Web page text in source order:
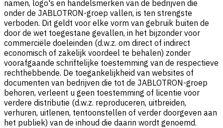
namen, logo's en handelsmerken van de bedrijven die
onder de JABLOTRON-groep vallen, is ten strengste
verboden. Dit geldt voor elke vorm van gebruik buiten de
door de wet toegestane gevallen, in het bijzonder voor
commerciële doeleinden (d.w.z. om direct of indirect
economisch of zakelijk voordeel te behalen) zonder
voorafgaande schriftelijke toestemming van de respectieve
rechthebbende. De toegankelijkheid van websites of
documenten van bedrijven die tot de JABLOTRON-groep
behoren, verleent u geen toestemming of licentie voor
verdere distributie (d.w.z. reproduceren, uitbreiden,
verhuren, uitlenen, tentoonstellen of verder doorgeven aan
het publiek) van de inhoud die daarin wordt genoemd.